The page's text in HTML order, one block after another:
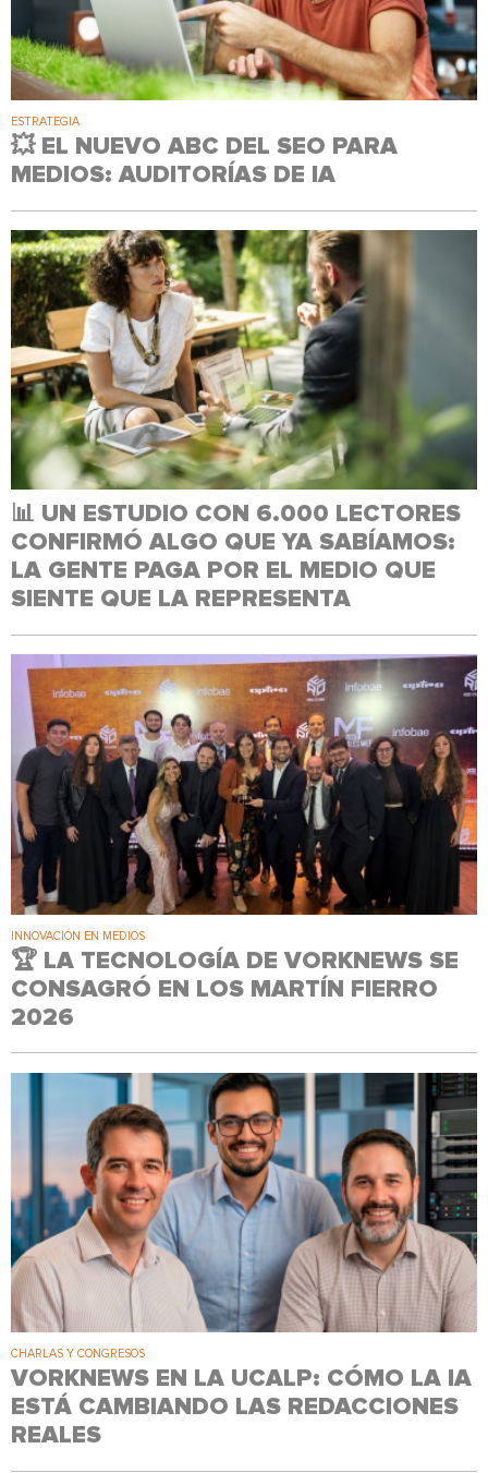
ESTRATEGIA
💥 EL NUEVO ABC DEL SEO PARA
MEDIOS: AUDITORÍAS DE IA
📊 UN ESTUDIO CON 6.000 LECTORES
CONFIRMÓ ALGO QUE YA SABÍAMOS:
LA GENTE PAGA POR EL MEDIO QUE
SIENTE QUE LA REPRESENTA
INNOVACIÓN EN MEDIOS
🏆 LA TECNOLOGÍA DE VORKNEWS SE
CONSAGRÓ EN LOS MARTÍN FIERRO
2026
CHARLAS Y CONGRESOS
VORKNEWS EN LA UCALP: CÓMO LA IA
ESTÁ CAMBIANDO LAS REDACCIONES
REALES